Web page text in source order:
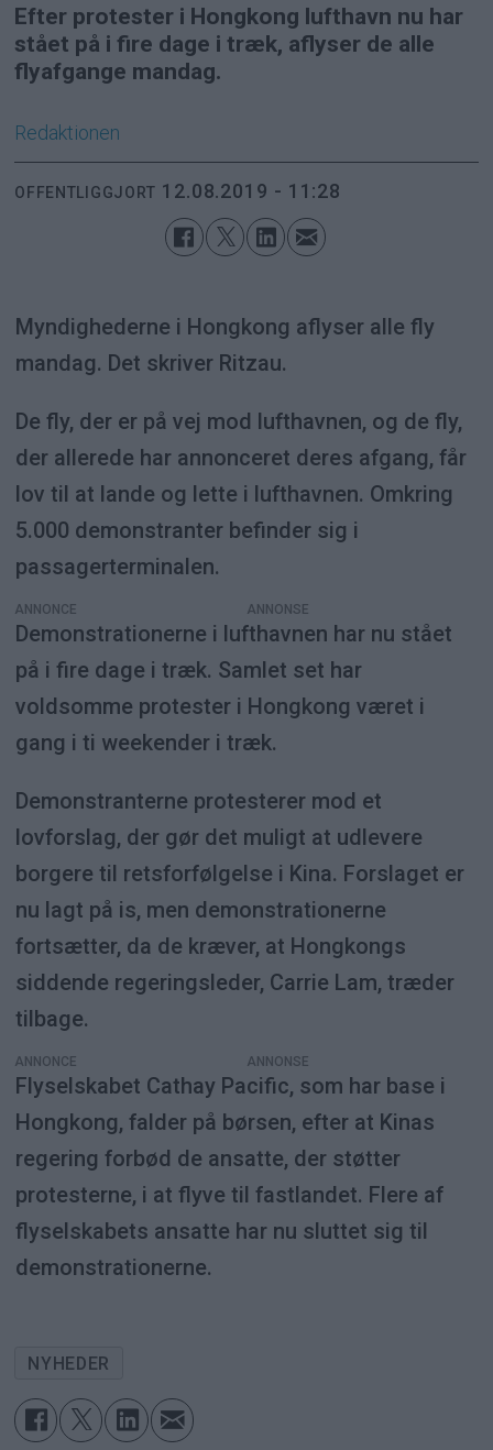
Efter protester i Hongkong lufthavn nu har
stået på i fire dage i træk, aflyser de alle
flyafgange mandag.
Redaktionen
OFFENTLIGGJORT 12.08.2019 - 11:28
Myndighederne i Hongkong aflyser alle fly
mandag. Det skriver Ritzau.
De fly, der er på vej mod lufthavnen, og de fly,
der allerede har annonceret deres afgang, får
lov til at lande og lette i lufthavnen. Omkring
5.000 demonstranter befinder sig i
passagerterminalen.
ANNONCE
Demonstrationerne i lufthavnen har nu stået
på i fire dage i træk. Samlet set har
voldsomme protester i Hongkong været i
gang i ti weekender i træk.
Demonstranterne protesterer mod et
lovforslag, der gør det muligt at udlevere
borgere til retsforfølgelse i Kina. Forslaget er
nu lagt på is, men demonstrationerne
fortsætter, da de kræver, at Hongkongs
siddende regeringsleder, Carrie Lam, træder
tilbage.
ANNONCE
Flyselskabet Cathay Pacific, som har base i
Hongkong, falder på børsen, efter at Kinas
regering forbød de ansatte, der støtter
protesterne, i at flyve til fastlandet. Flere af
flyselskabets ansatte har nu sluttet sig til
demonstrationerne.
NYHEDER